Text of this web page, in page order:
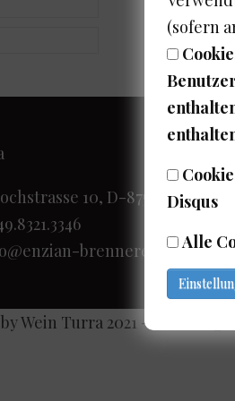
10, D-87527 Sonthofen
brennerei.de
Wein Turra 2021 - Webdesign
(sofern
Disqus
Alle